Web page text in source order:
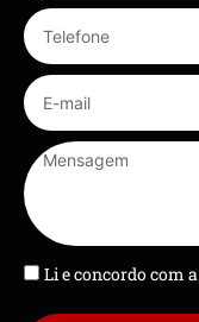
Li e concordo com a